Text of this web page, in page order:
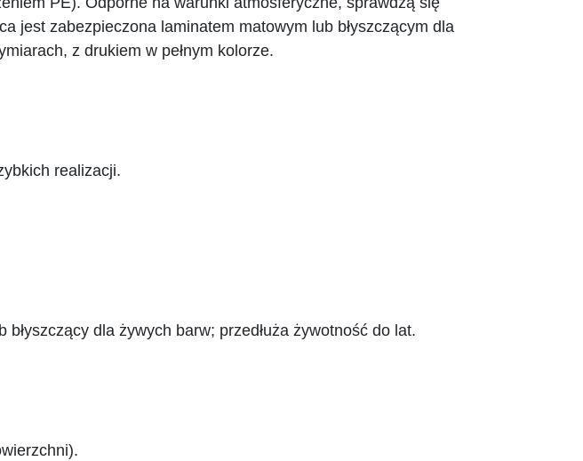
jest zabezpieczona laminatem matowym lub błyszczącym dla
z drukiem w pełnym kolorze.
realizacji.
dla żywych barw; przedłuża żywotność do lat.